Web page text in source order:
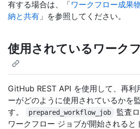
有する場合は、「ワークフロー成果
納と共有 」を参照してください。
使用されているワーク
GitHub REST API を使用して、再利
ーがどのように使用されているかを
す。
prepared_workflow_job
監査
ワークフロー ジョブが開始されると